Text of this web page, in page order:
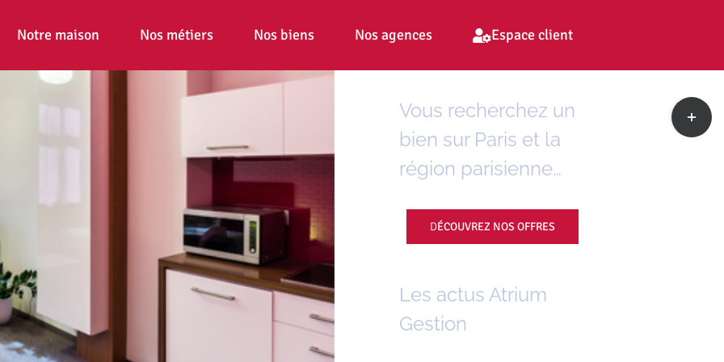
Notre maison Nos métiers Nos biens Nos agences Espace client
Vous recherchez un
bien sur Paris et la
région parisienne…
DÉCOUVREZ NOS OFFRES
Les actus Atrium
Gestion
Toggle
Sliding
Bar